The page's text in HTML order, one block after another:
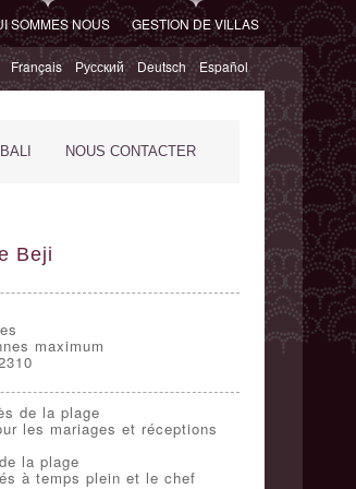
SOMMES NOUS GESTION DE VILLAS
Français Русский Deutsch Español
NOUS CONTACTER
Beji
maximum
de la plage
les mariages et réceptions
la plage
à temps plein et le chef